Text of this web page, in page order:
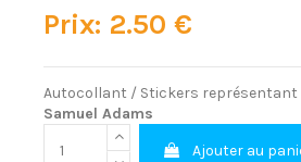
Prix: 2.50 €
Autocollant / Stickers représentant
Samuel Adams
Ajouter au